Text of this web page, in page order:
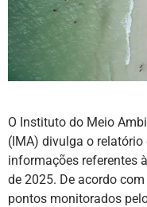
O Instituto do Meio
(IMA) divulga o
informações referentes
de 2025. De acordo
pontos monitorados